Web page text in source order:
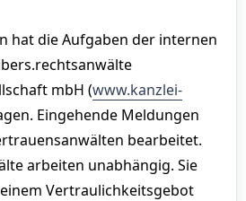
hat die Aufgaben der internen
mbH (www.kanzlei-
Eingehende Meldungen
bearbeitet.
arbeiten unabhängig. Sie
Vertraulichkeitsgebot